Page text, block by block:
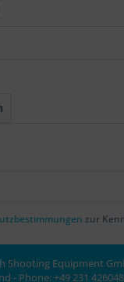
zur
Shooting Equipment
- Phone: +49 231